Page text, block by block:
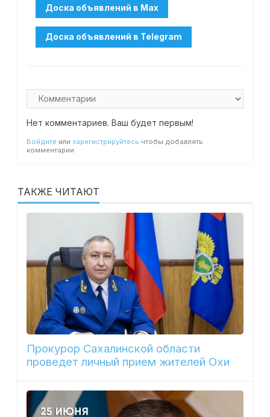
Нет комментариев. Ваш будет первым!
Войдите или зарегистрируйтесь чтобы добавлять
комментарии
ТАКЖЕ ЧИТАЮТ
Прокурор Сахалинской области
проведет личный прием жителей Охи